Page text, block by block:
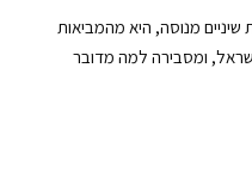
מנוסה, היא מהמביאות
ומסבירה למה מדובר